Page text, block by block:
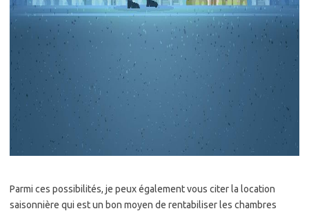
Parmi ces possibilités, je peux également vous citer la location
saisonnière qui est un bon moyen de rentabiliser les chambres